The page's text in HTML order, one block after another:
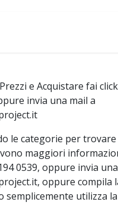
e Acquistare fai
invia una mail a
le categorie per
maggiori
0539, oppure invia
oppure compila
semplicemente utilizza